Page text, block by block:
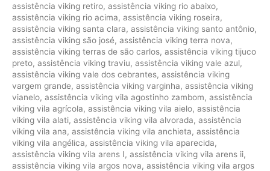
assistência viking retiro, assistência viking rio abaixo,
assistência viking rio acima, assistência viking roseira,
assistência viking santa clara, assistência viking santo antônio,
assistência viking são josé, assistência viking terra nova,
assistência viking terras de são carlos, assistência viking tijuco
preto, assistência viking traviu, assistência viking vale azul,
assistência viking vale dos cebrantes, assistência viking
vargem grande, assistência viking varginha, assistência viking
vianelo, assistência viking vila agostinho zambom, assistência
viking vila agrícola, assistência viking vila aielo, assistência
viking vila alati, assistência viking vila alvorada, assistência
viking vila ana, assistência viking vila anchieta, assistência
viking vila angélica, assistência viking vila aparecida,
assistência viking vila arens I, assistência viking vila arens ii,
assistência viking vila argos nova, assistência viking vila argos